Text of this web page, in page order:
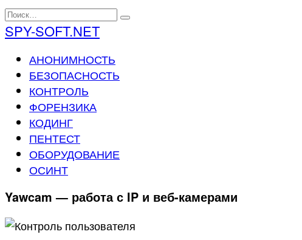
Перейти
к
содержанию
Search
for:
SPY-SOFT.NET
АНОНИМНОСТЬ
БЕЗОПАСНОСТЬ
КОНТРОЛЬ
ФОРЕНЗИКА
КОДИНГ
ПЕНТЕСТ
ОБОРУДОВАНИЕ
ОСИНТ
Yawcam — работа с IP и веб-камерами